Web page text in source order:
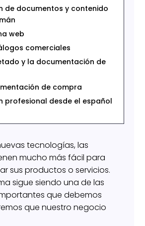
de documentos y contenido
web
comerciales
y la documentación de
de compra
profesional desde el español
tecnologías, las
mucho más fácil para
sus productos o servicios.
sigue siendo una de las
que debemos
que nuestro negocio